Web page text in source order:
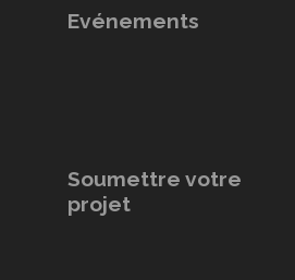
Evénements
Soumettre votre
projet